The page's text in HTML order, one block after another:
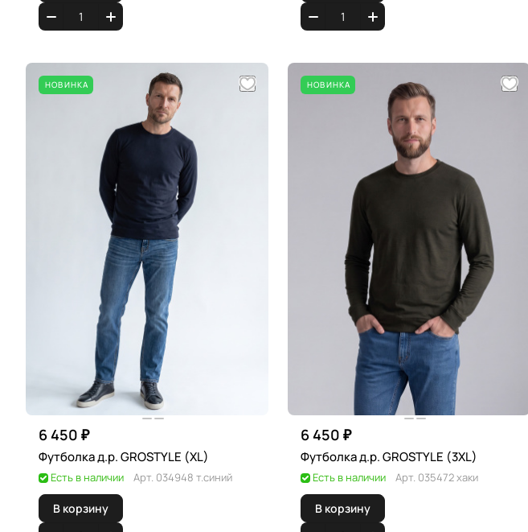
НОВИНКА
6 450 ₽
Футболка д.р. GROSTYLE (XL)
Есть в наличии Арт. 034948 т.синий
В корзину
НОВИНКА
6 450 ₽
Футболка д.р. GROSTYLE (3XL)
Есть в наличии Арт. 035472 хаки
В корзину